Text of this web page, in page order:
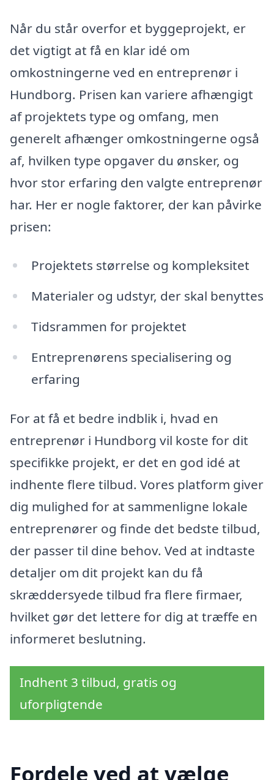
Når du står overfor et byggeprojekt, er
det vigtigt at få en klar idé om
omkostningerne ved en entreprenør i
Hundborg. Prisen kan variere afhængigt
af projektets type og omfang, men
generelt afhænger omkostningerne også
af, hvilken type opgaver du ønsker, og
hvor stor erfaring den valgte entreprenør
har. Her er nogle faktorer, der kan påvirke
prisen:
Projektets størrelse og kompleksitet
Materialer og udstyr, der skal benyttes
Tidsrammen for projektet
Entreprenørens specialisering og
erfaring
For at få et bedre indblik i, hvad en
entreprenør i Hundborg vil koste for dit
specifikke projekt, er det en god idé at
indhente flere tilbud. Vores platform giver
dig mulighed for at sammenligne lokale
entreprenører og finde det bedste tilbud,
der passer til dine behov. Ved at indtaste
detaljer om dit projekt kan du få
skræddersyede tilbud fra flere firmaer,
hvilket gør det lettere for dig at træffe en
informeret beslutning.
Indhent 3 tilbud, gratis og
uforpligtende
Fordele ved at vælge